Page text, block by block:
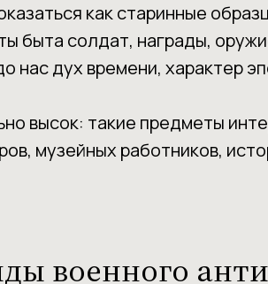
как старинные
быта солдат, награды,
нас дух времени, характер
высок: такие предметы
музейных работников,
военного